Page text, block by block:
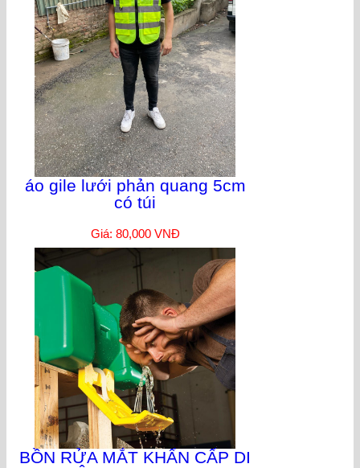
áo gile lưới phản quang 5cm
có túi
Giá: 80,000 VNĐ
BỒN RỬA MẮT KHẨN CẤP DI